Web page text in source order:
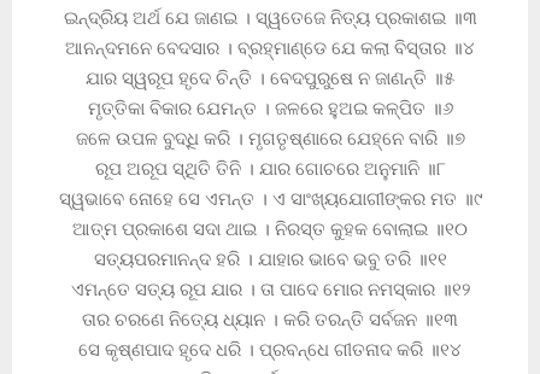
ଇନ୍ଦ୍ରିୟ ଅର୍ଥ ଯେ ଜାଣଇ । ସ୍ୱତେଜେ ନିତ୍ୟ ପ୍ରକାଶଇ ॥୩
ଆନନ୍ଦମନେ ବେଦସାର । ବ୍ରହ୍ମାଣ୍ଡେ ଯେ କଲା ବିସ୍ତାର ॥୪
ଯାର ସ୍ୱରୂପ ହୃଦେ ଚିନ୍ତି । ବେଦପୁରୁଷେ ନ ଜାଣନ୍ତି ॥୫
ମୃତ୍ତିକା ବିକାର ଯେମନ୍ତ । ଜଳରେ ହୁଅଇ କଳ୍ପିତ ॥୬
ଜଳେ ଉପଳ ବୁଦ୍ଧି କରି । ମୃଗତୃଷ୍ଣାରେ ଯେହ୍ନେ ବାରି ॥୭
ରୂପ ଅରୂପ ସ୍ଥିତି ତିନି । ଯାର ଗୋଚରେ ଅନୁମାନି ॥୮
ସ୍ୱଭାବେ ନୋହେ ସେ ଏମନ୍ତ । ଏ ସାଂଖ୍ୟଯୋଗୀଙ୍କର ମତ ॥୯
ଆତ୍ମ ପ୍ରକାଶେ ସଦା ଥାଇ । ନିରସ୍ତ କୁହକ ବୋଲାଇ ॥୧୦
ସତ୍ୟପରମାନନ୍ଦ ହରି । ଯାହାର ଭାବେ ଭବୁ ତରି ॥୧୧
ଏମନ୍ତେ ସତ୍ୟ ରୂପ ଯାର । ତା ପାଦେ ମୋର ନମସ୍କାର ॥୧୨
ତାର ଚରଣେ ନିତ୍ୟେ ଧ୍ୟାନ । କରି ତରନ୍ତି ସର୍ବଜନ ॥୧୩
ସେ କୃଷ୍ଣପାଦ ହୃଦେ ଧରି । ପ୍ରବନ୍ଧେ ଗୀତନାଦ କରି ॥୧୪